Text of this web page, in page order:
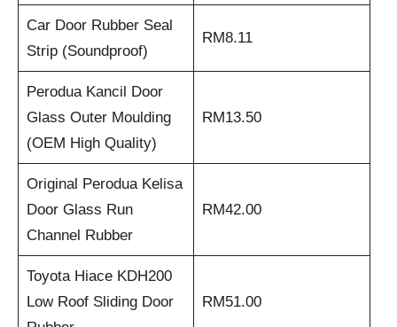
Car Door Rubber Seal
Strip (Soundproof)
RM8.11
Perodua Kancil Door
Glass Outer Moulding
(OEM High Quality)
RM13.50
Original Perodua Kelisa
Door Glass Run
Channel Rubber
RM42.00
Toyota Hiace KDH200
Low Roof Sliding Door
RM51.00